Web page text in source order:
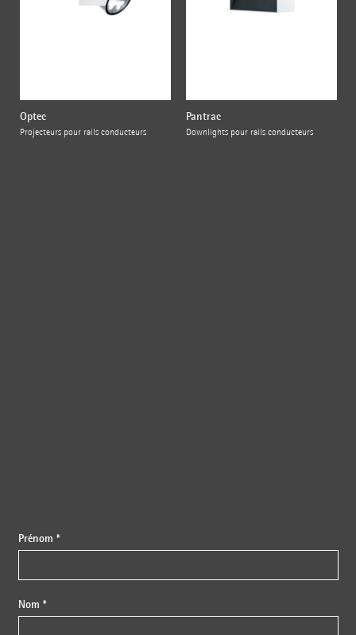
Optec
Projecteurs pour rails conducteurs
Pantrac
Downlights pour rails conducteurs
Prénom *
Nom *